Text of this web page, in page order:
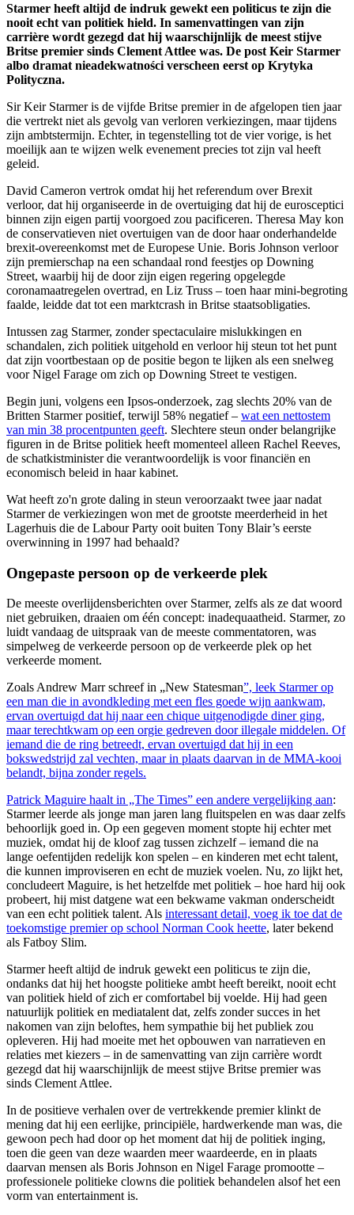
Starmer heeft altijd de indruk gewekt een politicus te zijn die
nooit echt van politiek hield. In samenvattingen van zijn
carrière wordt gezegd dat hij waarschijnlijk de meest stijve
Britse premier sinds Clement Attlee was. De post Keir Starmer
albo dramat nieadekwatności verscheen eerst op Krytyka
Polityczna.
Sir Keir Starmer is de vijfde Britse premier in de afgelopen tien jaar
die vertrekt niet als gevolg van verloren verkiezingen, maar tijdens
zijn ambtstermijn. Echter, in tegenstelling tot de vier vorige, is het
moeilijk aan te wijzen welk evenement precies tot zijn val heeft
geleid.
David Cameron vertrok omdat hij het referendum over Brexit
verloor, dat hij organiseerde in de overtuiging dat hij de eurosceptici
binnen zijn eigen partij voorgoed zou pacificeren. Theresa May kon
de conservatieven niet overtuigen van de door haar onderhandelde
brexit-overeenkomst met de Europese Unie. Boris Johnson verloor
zijn premierschap na een schandaal rond feestjes op Downing
Street, waarbij hij de door zijn eigen regering opgelegde
coronamaatregelen overtrad, en Liz Truss – toen haar mini-begroting
faalde, leidde dat tot een marktcrash in Britse staatsobligaties.
Intussen zag Starmer, zonder spectaculaire mislukkingen en
schandalen, zich politiek uitgehold en verloor hij steun tot het punt
dat zijn voortbestaan op de positie begon te lijken als een snelweg
voor Nigel Farage om zich op Downing Street te vestigen.
Begin juni, volgens een Ipsos-onderzoek, zag slechts 20% van de
Britten Starmer positief, terwijl 58% negatief – wat een nettostem
van min 38 procentpunten geeft. Slechtere steun onder belangrijke
figuren in de Britse politiek heeft momenteel alleen Rachel Reeves,
de schatkistminister die verantwoordelijk is voor financiën en
economisch beleid in haar kabinet.
Wat heeft zo'n grote daling in steun veroorzaakt twee jaar nadat
Starmer de verkiezingen won met de grootste meerderheid in het
Lagerhuis die de Labour Party ooit buiten Tony Blair’s eerste
overwinning in 1997 had behaald?
Ongepaste persoon op de verkeerde plek
De meeste overlijdensberichten over Starmer, zelfs als ze dat woord
niet gebruiken, draaien om één concept: inadequaatheid. Starmer, zo
luidt vandaag de uitspraak van de meeste commentatoren, was
simpelweg de verkeerde persoon op de verkeerde plek op het
verkeerde moment.
Zoals Andrew Marr schreef in „New Statesman”, leek Starmer op
een man die in avondkleding met een fles goede wijn aankwam,
ervan overtuigd dat hij naar een chique uitgenodigde diner ging,
maar terechtkwam op een orgie gedreven door illegale middelen. Of
iemand die de ring betreedt, ervan overtuigd dat hij in een
bokswedstrijd zal vechten, maar in plaats daarvan in de MMA-kooi
belandt, bijna zonder regels.
Patrick Maguire haalt in „The Times” een andere vergelijking aan:
Starmer leerde als jonge man jaren lang fluitspelen en was daar zelfs
behoorlijk goed in. Op een gegeven moment stopte hij echter met
muziek, omdat hij de kloof zag tussen zichzelf – iemand die na
lange oefentijden redelijk kon spelen – en kinderen met echt talent,
die kunnen improviseren en echt de muziek voelen. Nu, zo lijkt het,
concludeert Maguire, is het hetzelfde met politiek – hoe hard hij ook
probeert, hij mist datgene wat een bekwame vakman onderscheidt
van een echt politiek talent. Als interessant detail, voeg ik toe dat de
toekomstige premier op school Norman Cook heette, later bekend
als Fatboy Slim.
Starmer heeft altijd de indruk gewekt een politicus te zijn die,
ondanks dat hij het hoogste politieke ambt heeft bereikt, nooit echt
van politiek hield of zich er comfortabel bij voelde. Hij had geen
natuurlijk politiek en mediatalent dat, zelfs zonder succes in het
nakomen van zijn beloftes, hem sympathie bij het publiek zou
opleveren. Hij had moeite met het opbouwen van narratieven en
relaties met kiezers – in de samenvatting van zijn carrière wordt
gezegd dat hij waarschijnlijk de meest stijve Britse premier was
sinds Clement Attlee.
In de positieve verhalen over de vertrekkende premier klinkt de
mening dat hij een eerlijke, principiële, hardwerkende man was, die
gewoon pech had door op het moment dat hij de politiek inging,
toen die geen van deze waarden meer waardeerde, en in plaats
daarvan mensen als Boris Johnson en Nigel Farage promootte –
professionele politieke clowns die politiek behandelen alsof het een
vorm van entertainment is.